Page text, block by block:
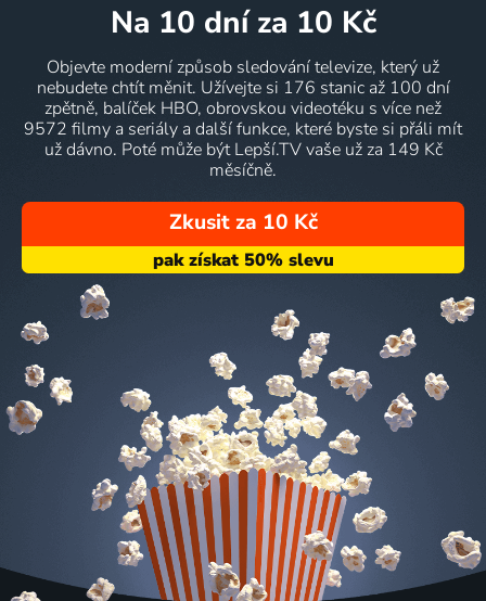
na 10 dní za 10 Kč
Objevte moderní způsob sledování televize, který už
nebudete chtít měnit. Užívejte si 176 stanic až 100 dní
zpětně, balíček HBO, obrovskou videotéku s více než
9572 filmy a seriály a další funkce, které byste si přáli mít
už dávno. Poté může být Lepší.TV vaše už za 149 Kč
měsíčně.
Zkusit za 10 Kč